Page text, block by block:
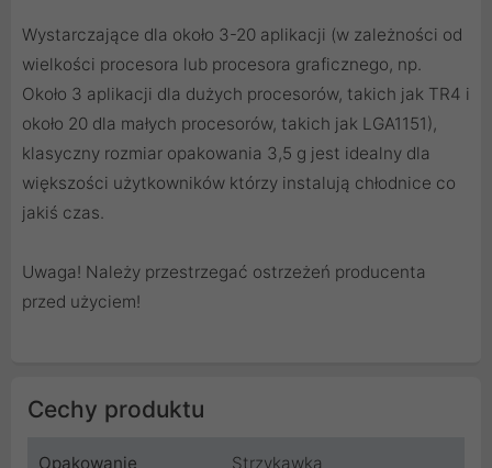
Wystarczające dla około 3-20 aplikacji (w zależności od
wielkości procesora lub procesora graficznego, np.
Około 3 aplikacji dla dużych procesorów, takich jak TR4 i
około 20 dla małych procesorów, takich jak LGA1151),
klasyczny rozmiar opakowania 3,5 g jest idealny dla
większości użytkowników którzy instalują chłodnice co
jakiś czas.
Uwaga! Należy przestrzegać ostrzeżeń producenta
przed użyciem!
Cechy produktu
Opakowanie Strzykawka